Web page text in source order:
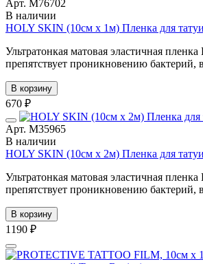
Арт. М76702
В наличии
HOLY SKIN (10см х 1м) Пленка для
Ультратонкая матовая эластичная
препятствует проникновению бактерий,
В корзину
670 ₽
Арт. М35965
В наличии
HOLY SKIN (10см х 2м) Пленка для
Ультратонкая матовая эластичная
препятствует проникновению бактерий,
В корзину
1190 ₽